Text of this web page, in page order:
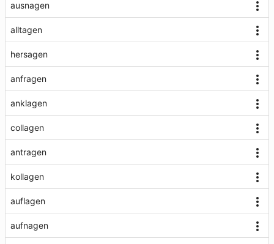
ausnagen
alltagen
hersagen
anfragen
anklagen
collagen
antragen
kollagen
auflagen
aufnagen